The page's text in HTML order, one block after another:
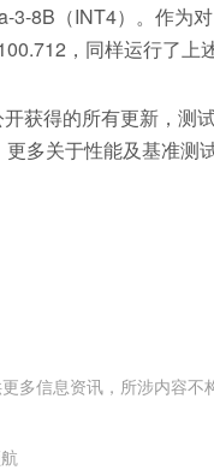
3-8B（INT4）。作为
，同样运行了
获得的所有更新，测
多关于性能及基准
多信息资讯，所涉内容